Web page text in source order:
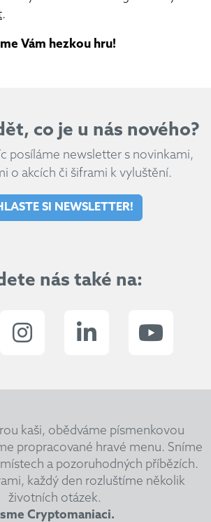
.
Vám hezkou hru!
co je u nás nového?
posíláme newsletter s novinkami,
o akcích či šiframi k vyluštění.
SI NEWSLETTER!
nás také na:
kaši, obědváme písmenkovou
propracované hravé menu. Sníme
a pozoruhodných příbězích.
každý den rozluštíme několik
životních otázek.
Cryptomaniaci.